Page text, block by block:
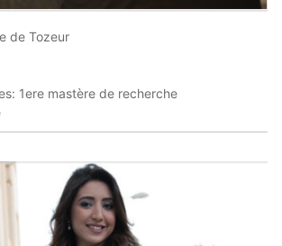
de Tozeur
1ere mastère de recherche